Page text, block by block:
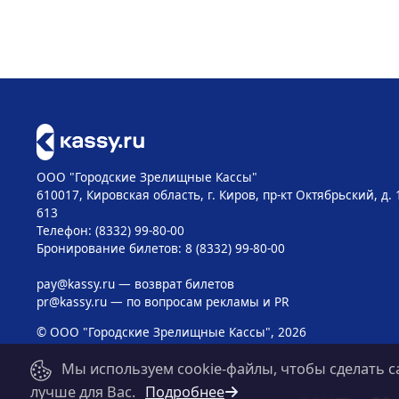
ООО "Городские Зрелищные Кассы"
610017, Кировская область, г. Киров, пр-кт Октябрьский, д.
613
Телефон: (8332) 99-80-00
Бронирование билетов: 8 (8332) 99-80-00
pay@kassy.ru— возврат билетов
pr@kassy.ru— по вопросам рекламы и PR
© ООО "Городские Зрелищные Кассы", 2026
Мы используем cookie-файлы, чтобы сделать
лучше для Вас. Подробнее